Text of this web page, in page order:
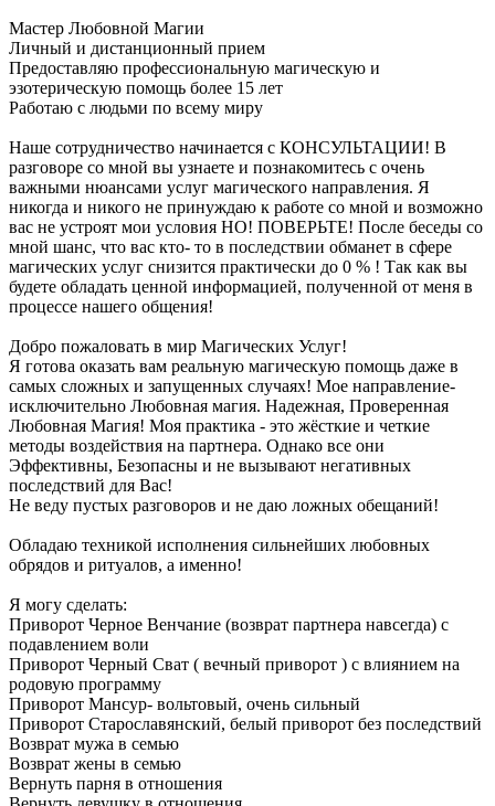
Мастер Любовной Магии
Личный и дистанционный прием
Предоставляю профессиональную магическую и
эзотерическую помощь более 15 лет
Работаю с людьми по всему миру
Наше сотрудничество начинается с КОНСУЛЬТАЦИИ! В
разговоре со мной вы узнаете и познакомитесь с очень
важными нюансами услуг магического направления. Я
никогда и никого не принуждаю к работе со мной и возможно
вас не устроят мои условия НО! ПОВЕРЬТЕ! После беседы со
мной шанс, что вас кто- то в последствии обманет в сфере
магических услуг снизится практически до 0 % ! Так как вы
будете обладать ценной информацией, полученной от меня в
процессе нашего общения!
Добро пожаловать в мир Магических Услуг!
Я готова оказать вам реальную магическую помощь даже в
самых сложных и запущенных случаях! Мое направление-
исключительно Любовная магия. Надежная, Проверенная
Любовная Магия! Моя практика - это жёсткие и четкие
методы воздействия на партнера. Однако все они
Эффективны, Безопасны и не вызывают негативных
последствий для Вас!
Не веду пустых разговоров и не даю ложных обещаний!
Обладаю техникой исполнения сильнейших любовных
обрядов и ритуалов, а именно!
Я могу сделать:
Приворот Черное Венчание (возврат партнера навсегда) с
подавлением воли
Приворот Черный Сват ( вечный приворот ) с влиянием на
родовую программу
Приворот Мансур- вольтовый, очень сильный
Приворот Старославянский, белый приворот без последствий
Возврат мужа в семью
Возврат жены в семью
Вернуть парня в отношения